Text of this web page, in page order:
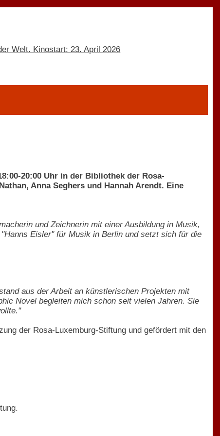
20:00 Uhr in der Bibliothek der Rosa-
Anna Seghers und Hannah Arendt. Eine
und Zeichnerin mit einer Ausbildung in Musik,
Eisler" für Musik in Berlin und setzt sich für die
aus der Arbeit an künstlerischen Projekten mit
Novel begleiten mich schon seit vielen Jahren. Sie
der Rosa-Luxemburg-Stiftung und gefördert mit den